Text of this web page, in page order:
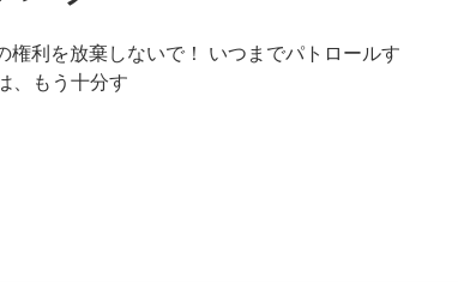
利を放棄しないで！ いつまでパトロールす
、もう十分す